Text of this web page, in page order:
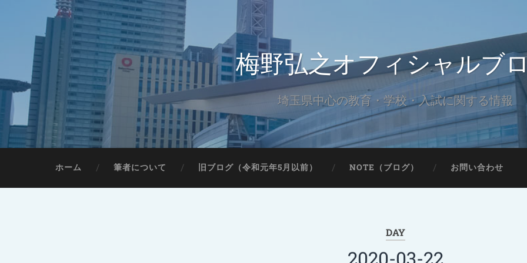
梅野弘之オフィシャルブ
埼玉県中心の教育・学校・入試に関する情報
ホーム 筆者について 旧ブログ（令和元年5月以前） NOTE（ブログ） お問い合わせ
DAY